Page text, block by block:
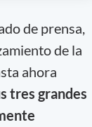
de prensa,
de la
ahora
tres grandes